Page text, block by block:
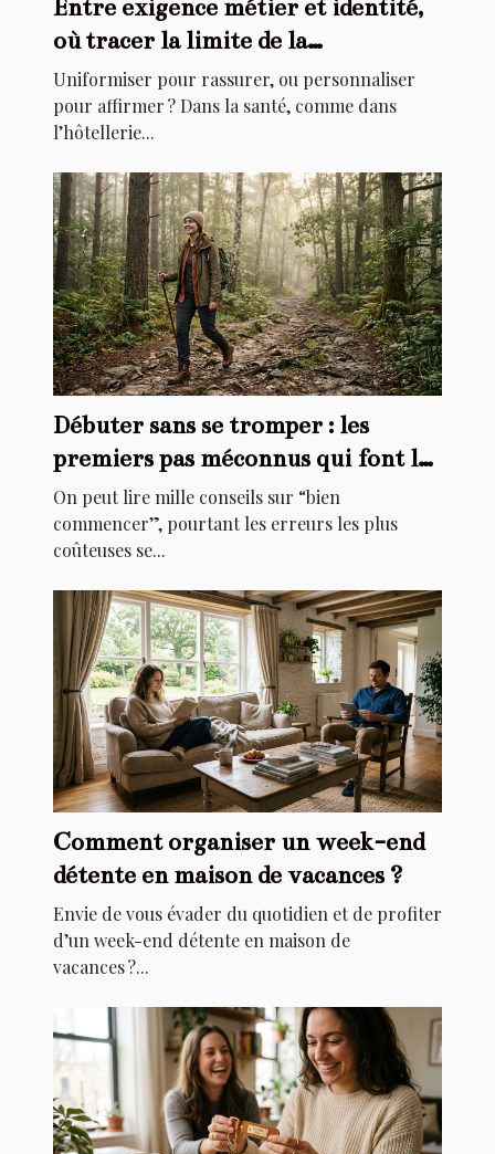
Entre exigence métier et identité,
où tracer la limite de la
personnalisation ?
Uniformiser pour rassurer, ou personnaliser
pour affirmer ? Dans la santé, comme dans
l’hôtellerie...
Débuter sans se tromper : les
premiers pas méconnus qui font la
différence
On peut lire mille conseils sur “bien
commencer”, pourtant les erreurs les plus
coûteuses se...
Comment organiser un week-end
détente en maison de vacances ?
Envie de vous évader du quotidien et de profiter
d’un week-end détente en maison de
vacances ?...